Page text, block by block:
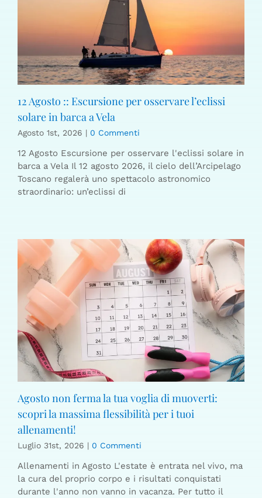
12 Agosto :: Escursione per osservare l’eclissi
solare in barca a Vela
Agosto 1st, 2026 | 0 Commenti
12 Agosto Escursione per osservare l'eclissi solare in
barca a Vela Il 12 agosto 2026, il cielo dell’Arcipelago
Toscano regalerà uno spettacolo astronomico
straordinario: un’eclissi di
Agosto non ferma la tua voglia di muoverti:
scopri la massima flessibilità per i tuoi
allenamenti!
Luglio 31st, 2026 | 0 Commenti
Allenamenti in Agosto L'estate è entrata nel vivo, ma
la cura del proprio corpo e i risultati conquistati
durante l'anno non vanno in vacanza. Per tutto il